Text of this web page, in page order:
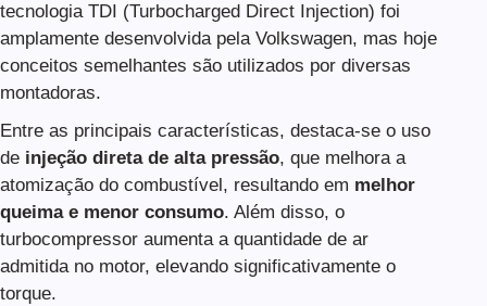
tecnologia TDI (Turbocharged Direct Injection) foi
amplamente desenvolvida pela Volkswagen, mas hoje
conceitos semelhantes são utilizados por diversas
montadoras.
Entre as principais características, destaca-se o uso
de injeção direta de alta pressão, que melhora a
atomização do combustível, resultando em melhor
queima e menor consumo. Além disso, o
turbocompressor aumenta a quantidade de ar
admitida no motor, elevando significativamente o
torque.